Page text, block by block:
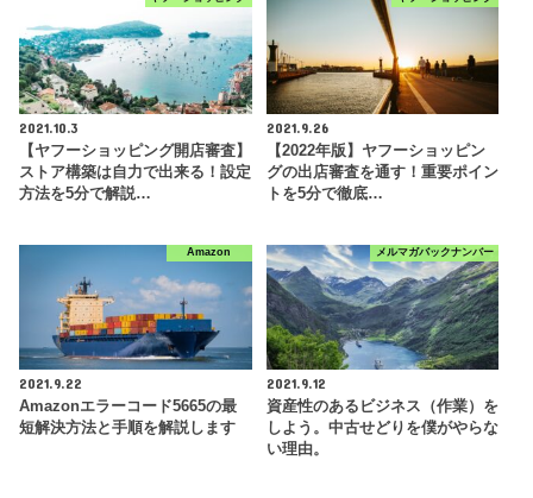
2021.10.3
【ヤフーショッピング開店審査】
ストア構築は自力で出来る！設定
方法を5分で解説…
2021.9.26
【2022年版】ヤフーショッピン
グの出店審査を通す！重要ポイン
トを5分で徹底…
Amazon
2021.9.22
Amazonエラーコード5665の最
短解決方法と手順を解説します
メルマガバックナンバー
2021.9.12
資産性のあるビジネス（作業）を
しよう。中古せどりを僕がやらな
い理由。